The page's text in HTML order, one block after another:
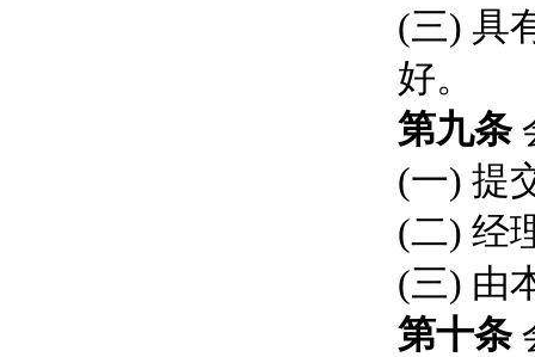
(三) 具
好。
第九条
(一) 提
(二) 经
(三) 由
第十条